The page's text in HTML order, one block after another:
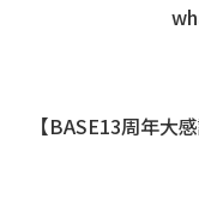
【BASE13周年大